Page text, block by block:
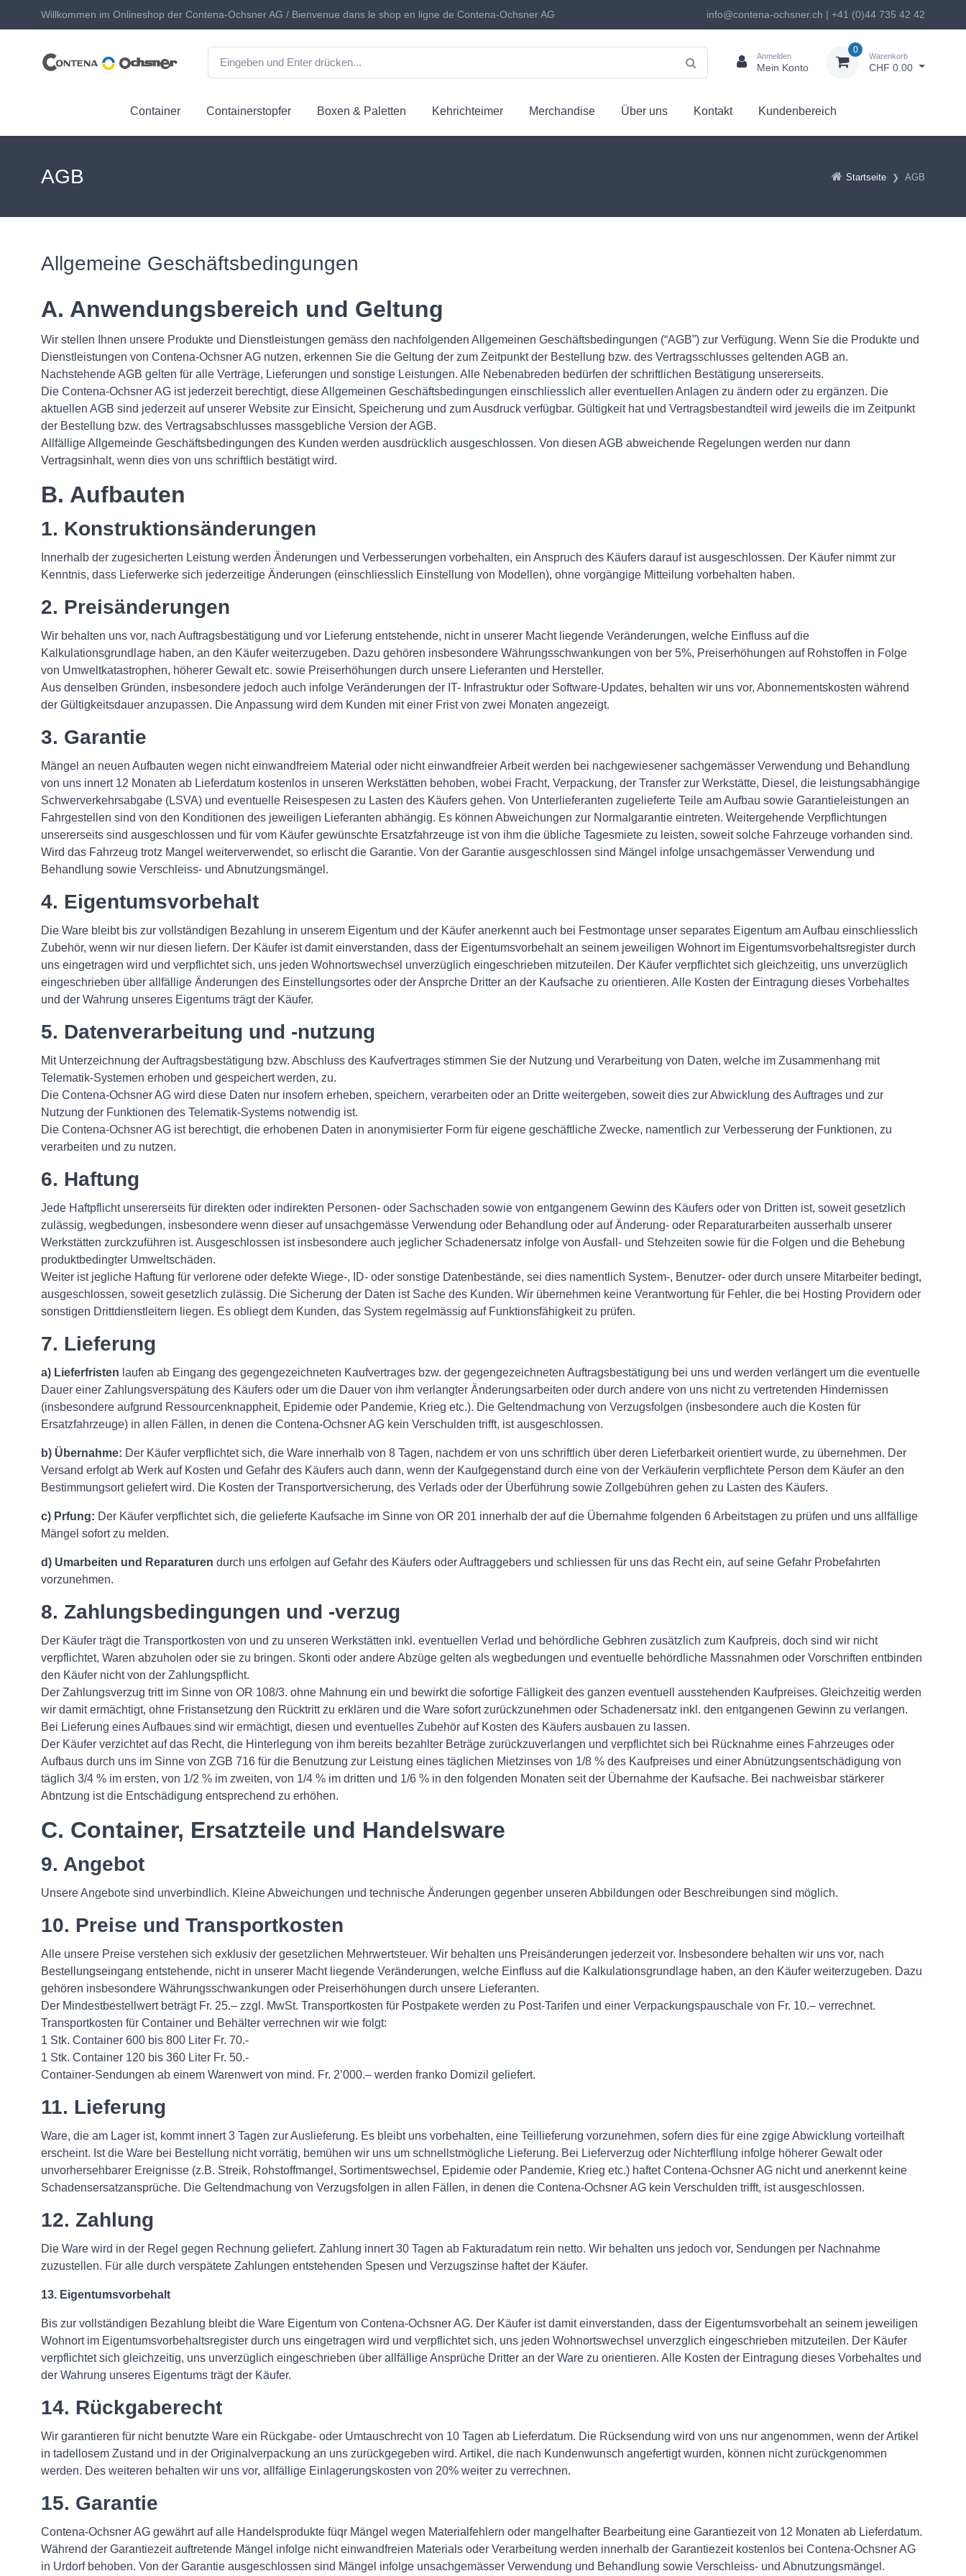
Willkommen im Onlineshop der Contena-Ochsner AG / Bienvenue dans le shop en ligne de Contena-Ochsner AG info@contena-ochsner.ch | +41 (0)44 735 42 42
Anmelden
Mein Konto
0
Warenkorb
CHF 0.00
Container Containerstopfer Boxen & Paletten Kehrichteimer Merchandise Über uns Kontakt Kundenbereich
Startseite AGB
AGB
Allgemeine Geschäftsbedingungen
A. Anwendungsbereich und Geltung
Wir stellen Ihnen unsere Produkte und Dienstleistungen gemäss den nachfolgenden Allgemeinen Geschäftsbedingungen (“AGB”) zur Verfügung. Wenn Sie die Produkte und
Dienstleistungen von Contena-Ochsner AG nutzen, erkennen Sie die Geltung der zum Zeitpunkt der Bestellung bzw. des Vertragsschlusses geltenden AGB an.
Nachstehende AGB gelten für alle Verträge, Lieferungen und sonstige Leistungen. Alle Nebenabreden bedürfen der schriftlichen Bestätigung unsererseits.
Die Contena-Ochsner AG ist jederzeit berechtigt, diese Allgemeinen Geschäftsbedingungen einschliesslich aller eventuellen Anlagen zu ändern oder zu ergänzen. Die
aktuellen AGB sind jederzeit auf unserer Website zur Einsicht, Speicherung und zum Ausdruck verfügbar. Gültigkeit hat und Vertragsbestandteil wird jeweils die im Zeitpunkt
der Bestellung bzw. des Vertragsabschlusses massgebliche Version der AGB.
Allfällige Allgemeinde Geschäftsbedingungen des Kunden werden ausdrücklich ausgeschlossen. Von diesen AGB abweichende Regelungen werden nur dann
Vertragsinhalt, wenn dies von uns schriftlich bestätigt wird.
B. Aufbauten
1. Konstruktionsänderungen
Innerhalb der zugesicherten Leistung werden Änderungen und Verbesserungen vorbehalten, ein Anspruch des Käufers darauf ist ausgeschlossen. Der Käufer nimmt zur
Kenntnis, dass Lieferwerke sich jederzeitige Änderungen (einschliesslich Einstellung von Modellen), ohne vorgängige Mitteilung vorbehalten haben.
2. Preisänderungen
Wir behalten uns vor, nach Auftragsbestätigung und vor Lieferung entstehende, nicht in unserer Macht liegende Veränderungen, welche Einfluss auf die
Kalkulationsgrundlage haben, an den Käufer weiterzugeben. Dazu gehören insbesondere Währungsschwankungen von ber 5%, Preiserhöhungen auf Rohstoffen in Folge
von Umweltkatastrophen, höherer Gewalt etc. sowie Preiserhöhungen durch unsere Lieferanten und Hersteller.
Aus denselben Gründen, insbesondere jedoch auch infolge Veränderungen der IT- Infrastruktur oder Software-Updates, behalten wir uns vor, Abonnementskosten während
der Gültigkeitsdauer anzupassen. Die Anpassung wird dem Kunden mit einer Frist von zwei Monaten angezeigt.
3. Garantie
Mängel an neuen Aufbauten wegen nicht einwandfreiem Material oder nicht einwandfreier Arbeit werden bei nachgewiesener sachgemässer Verwendung und Behandlung
von uns innert 12 Monaten ab Lieferdatum kostenlos in unseren Werkstätten behoben, wobei Fracht, Verpackung, der Transfer zur Werkstätte, Diesel, die leistungsabhängige
Schwerverkehrsabgabe (LSVA) und eventuelle Reisespesen zu Lasten des Käufers gehen. Von Unterlieferanten zugelieferte Teile am Aufbau sowie Garantieleistungen an
Fahrgestellen sind von den Konditionen des jeweiligen Lieferanten abhängig. Es können Abweichungen zur Normalgarantie eintreten. Weitergehende Verpflichtungen
unsererseits sind ausgeschlossen und für vom Käufer gewünschte Ersatzfahrzeuge ist von ihm die übliche Tagesmiete zu leisten, soweit solche Fahrzeuge vorhanden sind.
Wird das Fahrzeug trotz Mangel weiterverwendet, so erlischt die Garantie. Von der Garantie ausgeschlossen sind Mängel infolge unsachgemässer Verwendung und
Behandlung sowie Verschleiss- und Abnutzungsmängel.
4. Eigentumsvorbehalt
Die Ware bleibt bis zur vollständigen Bezahlung in unserem Eigentum und der Käufer anerkennt auch bei Festmontage unser separates Eigentum am Aufbau einschliesslich
Zubehör, wenn wir nur diesen liefern. Der Käufer ist damit einverstanden, dass der Eigentumsvorbehalt an seinem jeweiligen Wohnort im Eigentumsvorbehaltsregister durch
uns eingetragen wird und verpflichtet sich, uns jeden Wohnortswechsel unverzüglich eingeschrieben mitzuteilen. Der Käufer verpflichtet sich gleichzeitig, uns unverzüglich
eingeschrieben über allfällige Änderungen des Einstellungsortes oder der Ansprche Dritter an der Kaufsache zu orientieren. Alle Kosten der Eintragung dieses Vorbehaltes
und der Wahrung unseres Eigentums trägt der Käufer.
5. Datenverarbeitung und -nutzung
Mit Unterzeichnung der Auftragsbestätigung bzw. Abschluss des Kaufvertrages stimmen Sie der Nutzung und Verarbeitung von Daten, welche im Zusammenhang mit
Telematik-Systemen erhoben und gespeichert werden, zu.
Die Contena-Ochsner AG wird diese Daten nur insofern erheben, speichern, verarbeiten oder an Dritte weitergeben, soweit dies zur Abwicklung des Auftrages und zur
Nutzung der Funktionen des Telematik-Systems notwendig ist.
Die Contena-Ochsner AG ist berechtigt, die erhobenen Daten in anonymisierter Form für eigene geschäftliche Zwecke, namentlich zur Verbesserung der Funktionen, zu
verarbeiten und zu nutzen.
6. Haftung
Jede Haftpflicht unsererseits für direkten oder indirekten Personen- oder Sachschaden sowie von entgangenem Gewinn des Käufers oder von Dritten ist, soweit gesetzlich
zulässig, wegbedungen, insbesondere wenn dieser auf unsachgemässe Verwendung oder Behandlung oder auf Änderung- oder Reparaturarbeiten ausserhalb unserer
Werkstätten zurckzuführen ist. Ausgeschlossen ist insbesondere auch jeglicher Schadenersatz infolge von Ausfall- und Stehzeiten sowie für die Folgen und die Behebung
produktbedingter Umweltschäden.
Weiter ist jegliche Haftung für verlorene oder defekte Wiege-, ID- oder sonstige Datenbestände, sei dies namentlich System-, Benutzer- oder durch unsere Mitarbeiter bedingt,
ausgeschlossen, soweit gesetzlich zulässig. Die Sicherung der Daten ist Sache des Kunden. Wir übernehmen keine Verantwortung für Fehler, die bei Hosting Providern oder
sonstigen Drittdienstleitern liegen. Es obliegt dem Kunden, das System regelmässig auf Funktionsfähigkeit zu prüfen.
7. Lieferung
a) Lieferfristen laufen ab Eingang des gegengezeichneten Kaufvertrages bzw. der gegengezeichneten Auftragsbestätigung bei uns und werden verlängert um die eventuelle
Dauer einer Zahlungsverspätung des Käufers oder um die Dauer von ihm verlangter Änderungsarbeiten oder durch andere von uns nicht zu vertretenden Hindernissen
(insbesondere aufgrund Ressourcenknappheit, Epidemie oder Pandemie, Krieg etc.). Die Geltendmachung von Verzugsfolgen (insbesondere auch die Kosten für
Ersatzfahrzeuge) in allen Fällen, in denen die Contena-Ochsner AG kein Verschulden trifft, ist ausgeschlossen.
b) Übernahme: Der Käufer verpflichtet sich, die Ware innerhalb von 8 Tagen, nachdem er von uns schriftlich über deren Lieferbarkeit orientiert wurde, zu übernehmen. Der
Versand erfolgt ab Werk auf Kosten und Gefahr des Käufers auch dann, wenn der Kaufgegenstand durch eine von der Verkäuferin verpflichtete Person dem Käufer an den
Bestimmungsort geliefert wird. Die Kosten der Transportversicherung, des Verlads oder der Überführung sowie Zollgebühren gehen zu Lasten des Käufers.
c) Prfung: Der Käufer verpflichtet sich, die gelieferte Kaufsache im Sinne von OR 201 innerhalb der auf die Übernahme folgenden 6 Arbeitstagen zu prüfen und uns allfällige
Mängel sofort zu melden.
d) Umarbeiten und Reparaturen durch uns erfolgen auf Gefahr des Käufers oder Auftraggebers und schliessen für uns das Recht ein, auf seine Gefahr Probefahrten
vorzunehmen.
8. Zahlungsbedingungen und -verzug
Der Käufer trägt die Transportkosten von und zu unseren Werkstätten inkl. eventuellen Verlad und behördliche Gebhren zusätzlich zum Kaufpreis, doch sind wir nicht
verpflichtet, Waren abzuholen oder sie zu bringen. Skonti oder andere Abzüge gelten als wegbedungen und eventuelle behördliche Massnahmen oder Vorschriften entbinden
den Käufer nicht von der Zahlungspflicht.
Der Zahlungsverzug tritt im Sinne von OR 108/3. ohne Mahnung ein und bewirkt die sofortige Fälligkeit des ganzen eventuell ausstehenden Kaufpreises. Gleichzeitig werden
wir damit ermächtigt, ohne Fristansetzung den Rücktritt zu erklären und die Ware sofort zurückzunehmen oder Schadenersatz inkl. den entgangenen Gewinn zu verlangen.
Bei Lieferung eines Aufbaues sind wir ermächtigt, diesen und eventuelles Zubehör auf Kosten des Käufers ausbauen zu lassen.
Der Käufer verzichtet auf das Recht, die Hinterlegung von ihm bereits bezahlter Beträge zurückzuverlangen und verpflichtet sich bei Rücknahme eines Fahrzeuges oder
Aufbaus durch uns im Sinne von ZGB 716 für die Benutzung zur Leistung eines täglichen Mietzinses von 1/8 % des Kaufpreises und einer Abnützungsentschädigung von
täglich 3/4 % im ersten, von 1/2 % im zweiten, von 1/4 % im dritten und 1/6 % in den folgenden Monaten seit der Übernahme der Kaufsache. Bei nachweisbar stärkerer
Abntzung ist die Entschädigung entsprechend zu erhöhen.
C. Container, Ersatzteile und Handelsware
9. Angebot
Unsere Angebote sind unverbindlich. Kleine Abweichungen und technische Änderungen gegenber unseren Abbildungen oder Beschreibungen sind möglich.
10. Preise und Transportkosten
Alle unsere Preise verstehen sich exklusiv der gesetzlichen Mehrwertsteuer. Wir behalten uns Preisänderungen jederzeit vor. Insbesondere behalten wir uns vor, nach
Bestellungseingang entstehende, nicht in unserer Macht liegende Veränderungen, welche Einfluss auf die Kalkulationsgrundlage haben, an den Käufer weiterzugeben. Dazu
gehören insbesondere Währungsschwankungen oder Preiserhöhungen durch unsere Lieferanten.
Der Mindestbestellwert beträgt Fr. 25.– zzgl. MwSt. Transportkosten für Postpakete werden zu Post-Tarifen und einer Verpackungspauschale von Fr. 10.– verrechnet.
Transportkosten für Container und Behälter verrechnen wir wie folgt:
1 Stk. Container 600 bis 800 Liter Fr. 70.-
1 Stk. Container 120 bis 360 Liter Fr. 50.-
Container-Sendungen ab einem Warenwert von mind. Fr. 2’000.– werden franko Domizil geliefert.
11. Lieferung
Ware, die am Lager ist, kommt innert 3 Tagen zur Auslieferung. Es bleibt uns vorbehalten, eine Teillieferung vorzunehmen, sofern dies für eine zgige Abwicklung vorteilhaft
erscheint. Ist die Ware bei Bestellung nicht vorrätig, bemühen wir uns um schnellstmögliche Lieferung. Bei Lieferverzug oder Nichterfllung infolge höherer Gewalt oder
unvorhersehbarer Ereignisse (z.B. Streik, Rohstoffmangel, Sortimentswechsel, Epidemie oder Pandemie, Krieg etc.) haftet Contena-Ochsner AG nicht und anerkennt keine
Schadensersatzansprüche. Die Geltendmachung von Verzugsfolgen in allen Fällen, in denen die Contena-Ochsner AG kein Verschulden trifft, ist ausgeschlossen.
12. Zahlung
Die Ware wird in der Regel gegen Rechnung geliefert. Zahlung innert 30 Tagen ab Fakturadatum rein netto. Wir behalten uns jedoch vor, Sendungen per Nachnahme
zuzustellen. Für alle durch verspätete Zahlungen entstehenden Spesen und Verzugszinse haftet der Käufer.
13. Eigentumsvorbehalt
Bis zur vollständigen Bezahlung bleibt die Ware Eigentum von Contena-Ochsner AG. Der Käufer ist damit einverstanden, dass der Eigentumsvorbehalt an seinem jeweiligen
Wohnort im Eigentumsvorbehaltsregister durch uns eingetragen wird und verpflichtet sich, uns jeden Wohnortswechsel unverzglich eingeschrieben mitzuteilen. Der Käufer
verpflichtet sich gleichzeitig, uns unverzüglich eingeschrieben über allfällige Ansprüche Dritter an der Ware zu orientieren. Alle Kosten der Eintragung dieses Vorbehaltes und
der Wahrung unseres Eigentums trägt der Käufer.
14. Rückgaberecht
Wir garantieren für nicht benutzte Ware ein Rückgabe- oder Umtauschrecht von 10 Tagen ab Lieferdatum. Die Rücksendung wird von uns nur angenommen, wenn der Artikel
in tadellosem Zustand und in der Originalverpackung an uns zurückgegeben wird. Artikel, die nach Kundenwunsch angefertigt wurden, können nicht zurückgenommen
werden. Des weiteren behalten wir uns vor, allfällige Einlagerungskosten von 20% weiter zu verrechnen.
15. Garantie
Contena-Ochsner AG gewährt auf alle Handelsprodukte füqr Mängel wegen Materialfehlern oder mangelhafter Bearbeitung eine Garantiezeit von 12 Monaten ab Lieferdatum.
Während der Garantiezeit auftretende Mängel infolge nicht einwandfreien Materials oder Verarbeitung werden innerhalb der Garantiezeit kostenlos bei Contena-Ochsner AG
in Urdorf behoben. Von der Garantie ausgeschlossen sind Mängel infolge unsachgemässer Verwendung und Behandlung sowie Verschleiss- und Abnutzungsmängel.